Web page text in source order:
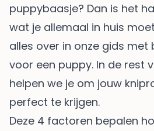
puppybaasje? Dan is het
wat je allemaal in huis
alles over in onze gids met
voor een puppy. In de rest
helpen we je om jouw
perfect te krijgen.
Deze 4 factoren bepalen